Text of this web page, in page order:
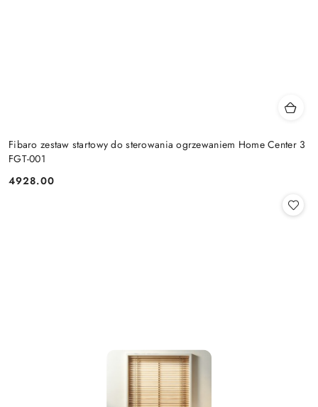
Fibaro zestaw startowy do sterowania ogrzewaniem Home Center 3
FGT-001
Cena:
4928.00